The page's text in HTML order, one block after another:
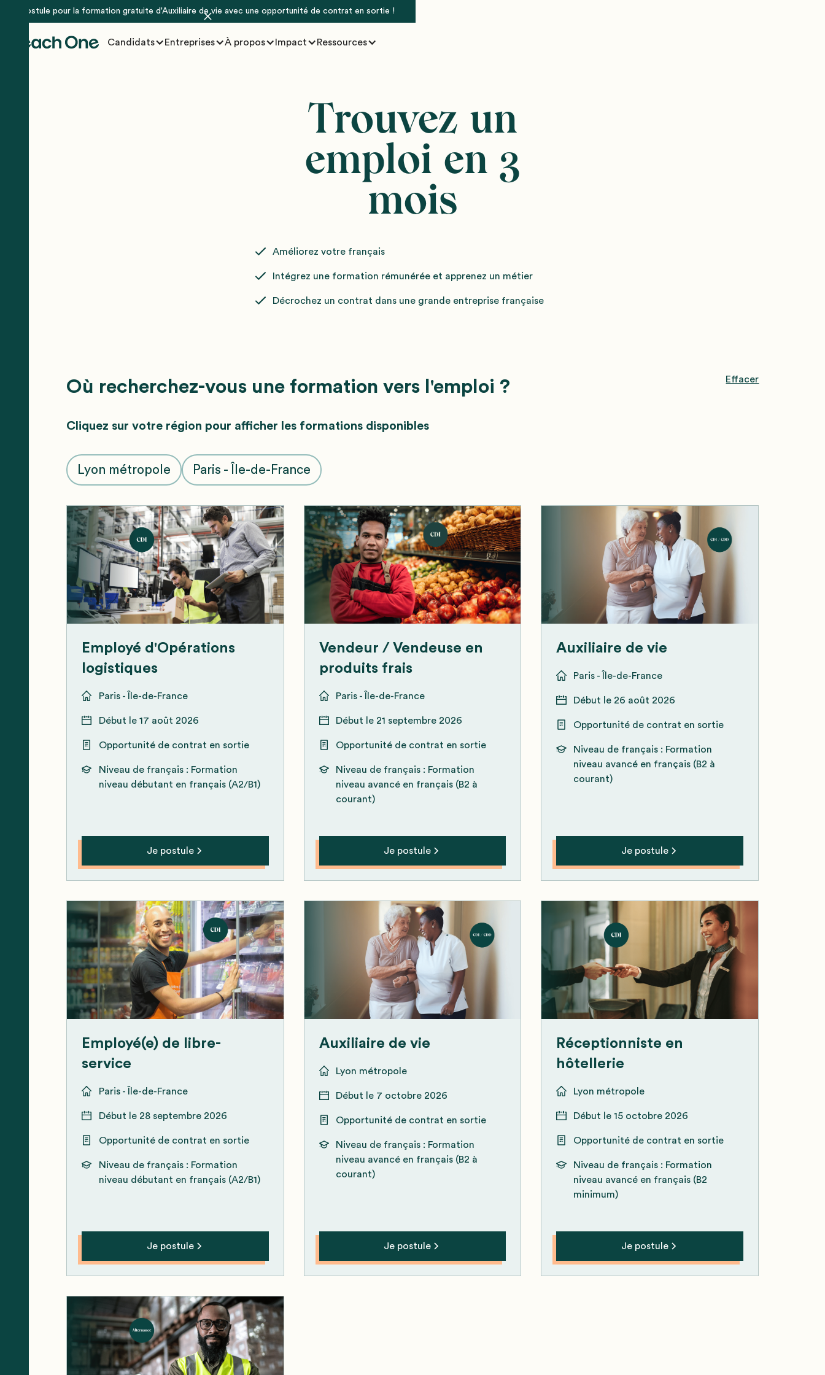
Postule pour la formation gratuite d'Auxiliaire de vie avec une opportunité de contrat en sortie !
Candidats Entreprises À propos Impact Ressources
Trouvez un
emploi en 3
mois
Améliorez votre français
Intégrez une formation rémunérée et apprenez un métier
Décrochez un contrat dans une grande entreprise française
Où recherchez-vous une formation vers l'emploi ? Effacer
Cliquez sur votre région pour afficher les formations disponibles
Lyon métropole Paris - Île-de-France
Employé d'Opérations
logistiques
Paris - Île-de-France
Début le 17 août 2026
Opportunité de contrat en sortie
Niveau de français : Formation
niveau débutant en français (A2/B1)
Je postule
Vendeur / Vendeuse en
produits frais
Paris - Île-de-France
Début le 21 septembre 2026
Opportunité de contrat en sortie
Niveau de français : Formation
niveau avancé en français (B2 à
courant)
Je postule
Auxiliaire de vie
Paris - Île-de-France
Début le 26 août 2026
Opportunité de contrat en sortie
Niveau de français : Formation
niveau avancé en français (B2 à
courant)
Je postule
Employé(e) de libre-
service
Paris - Île-de-France
Début le 28 septembre 2026
Opportunité de contrat en sortie
Niveau de français : Formation
niveau débutant en français (A2/B1)
Je postule
Auxiliaire de vie
Lyon métropole
Début le 7 octobre 2026
Opportunité de contrat en sortie
Niveau de français : Formation
niveau avancé en français (B2 à
courant)
Je postule
Réceptionniste en
hôtellerie
Lyon métropole
Début le15 octobre 2026
Opportunité de contrat en sortie
Niveau de français : Formation
niveau avancé en français (B2
minimum)
Je postule